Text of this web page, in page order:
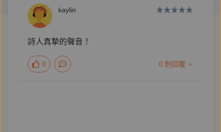
宋尚緯
一九八九年生，東華大學華文文學所創作組碩士，創世
痛》、《比海還深的地方》、《好人》與《無蜜的蜂
kaylin
詩人真摯的聲音！
0 0 則回覆